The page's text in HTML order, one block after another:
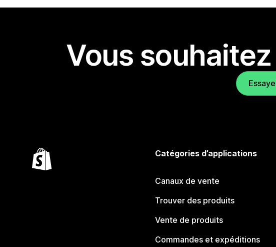
Vous
Catégories d’applications
Canaux de vente
Trouver des produits
Vente de produits
Commandes et expéditions